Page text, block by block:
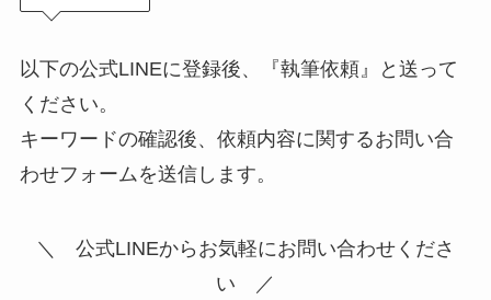
以下の公式LINEに登録後、『執筆依頼』と送って
ください。
キーワードの確認後、依頼内容に関するお問い合
わせフォームを送信します。
＼ 公式LINEからお気軽にお問い合わせくださ
い ／